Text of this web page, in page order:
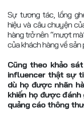
Sự tương tác, lồng
hiệu và câu chuyện
hàng trở nên “mượt
của khách hàng về sản
Cũng theo khảo
influencer thật sự
dù họ được nhãn
khiến họ được
quảng cáo thông